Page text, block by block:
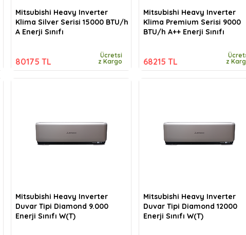
Mitsubishi Heavy Inverter
Klima Silver Serisi 15000 BTU/h
A Enerji Sınıfı
80175 TL
Ücretsi
z Kargo
Mitsubishi Heavy Inverter
Duvar Tipi Diamond 9.000
Enerji Sınıfı W(T)
Mitsubishi Heavy Inverter
Klima Premium Serisi 9000
BTU/h A++ Enerji Sınıfı
68215 TL
z
Mitsubishi Heavy Inverter
Duvar Tipi Diamond 12000
Enerji Sınıfı W(T)